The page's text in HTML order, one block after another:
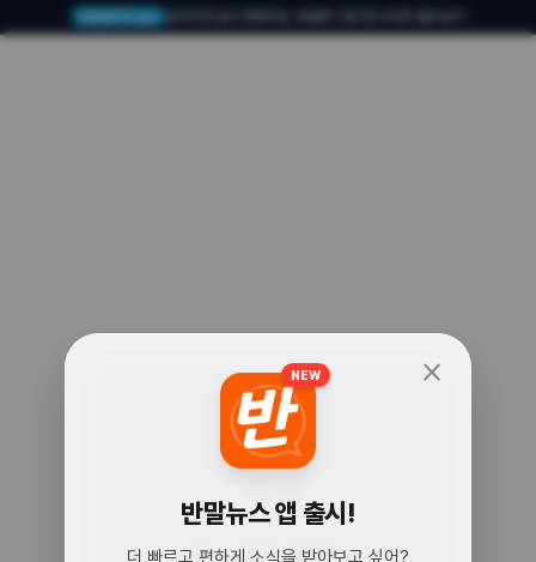
🧐
close
NEW
반말뉴스 앱 출시!
더 빠르고 편하게 소식을 받아보고 싶어?